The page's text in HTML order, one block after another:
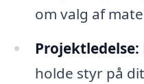
om valg af
Projektledelse:
holde styr på